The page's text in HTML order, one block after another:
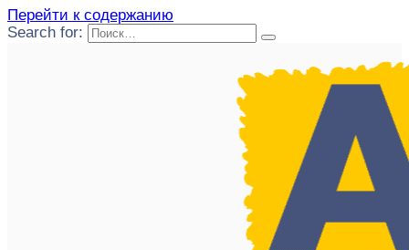
Перейти к содержанию
Search for: